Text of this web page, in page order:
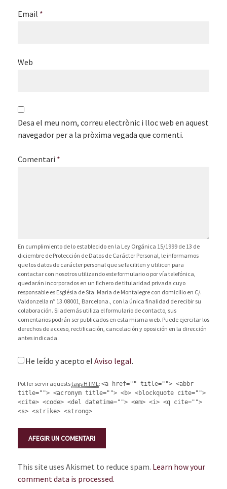
Email *
Web
Desa el meu nom, correu electrònic i lloc web en aquest
navegador per a la pròxima vegada que comenti.
Comentari *
En cumplimiento de lo establecido en la Ley Orgánica 15/1999 de 13 de
diciembre de Protección de Datos de Carácter Personal, le informamos
que los datos de carácter personal que se faciliten y utilicen para
contactar con nosotros utilizando este formulario o por vía telefónica,
quedarán incorporados en un fichero de titularidad privada cuyo
responsable es Església de Sta. Maria de Montalegre con domicilio en C/.
Valdonzella nº 13.08001, Barcelona., con la única finalidad de recibir su
colaboración. Si además utiliza el formulario de contacto, sus
comentarios podrán ser publicados en esta misma web. Puede ejercitar los
derechos de acceso, rectificación, cancelación y oposición en la dirección
antes indicada.
He leído y acepto el Aviso legal.
Pot fer servir aqueststags HTML: <a href="" title=""> <abbr
title=""> <acronym title=""> <b> <blockquote cite="">
<cite> <code> <del datetime=""> <em> <i> <q cite="">
<s> <strike> <strong>
This site uses Akismet to reduce spam. Learn how your
comment data is processed.